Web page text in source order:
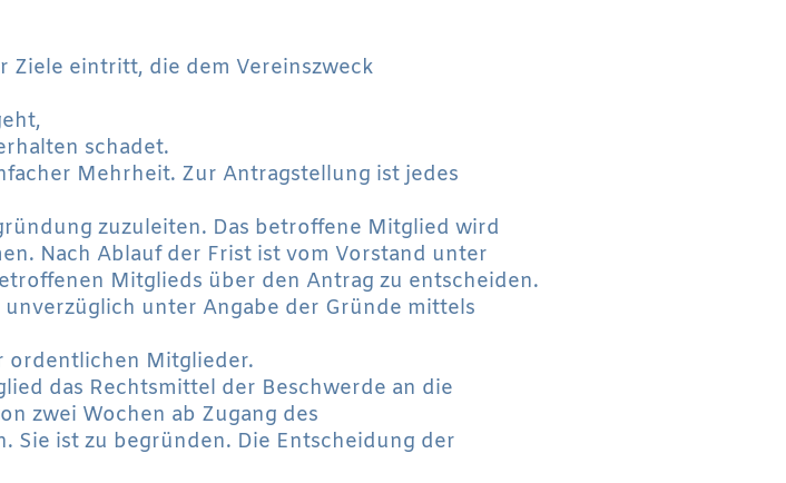
Ziele eintritt, die dem Vereinszweck
schadet.
Mehrheit. Zur Antragstellung ist jedes
zuzuleiten. Das betroffene Mitglied wird
Nach Ablauf der Frist ist vom Vorstand unter
Mitglieds über den Antrag zu entscheiden.
unter Angabe der Gründe mittels
ordentlichen Mitglieder.
das Rechtsmittel der Beschwerde an die
zwei Wochen ab Zugang des
Sie ist zu begründen. Die Entscheidung der